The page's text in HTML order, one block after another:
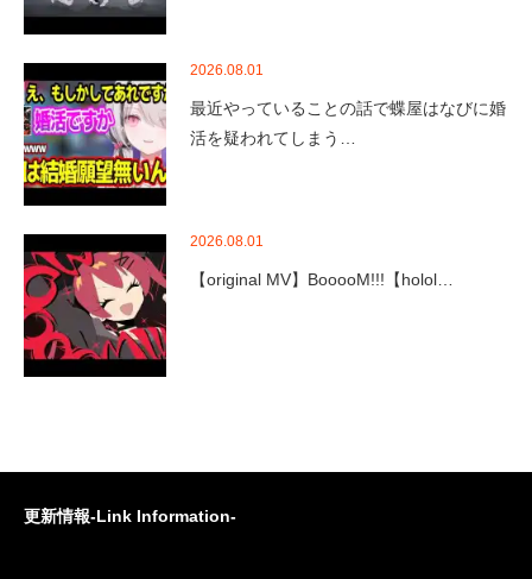
2026.08.01
最近やっていることの話で蝶屋はなびに婚
活を疑われてしまう…
2026.08.01
【original MV】BooooM!!!【holol…
更新情報-Link Information-